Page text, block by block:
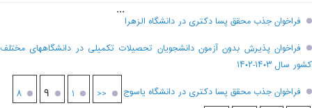
فراخوان جذب محقق پسا دکتری در دانشگاه الزهرا
فراخوان پذیرش بدون آزمون دانشجویان تحصیلات تکمیلی در دانشگاههای مختلف
کشور سال ۱۴۰۳-۱۴۰۲
فراخوان جذب محقق پسا دکتری در دانشگاه یاسوج
<< ۱
...
۸ ۹